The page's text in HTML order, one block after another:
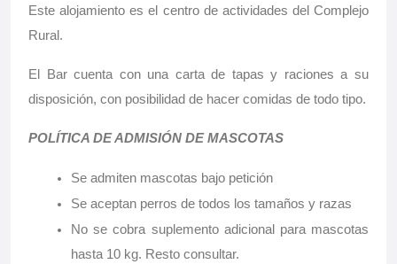
Este alojamiento es el centro de actividades del Complejo
Rural.
El Bar cuenta con una carta de tapas y raciones a su
disposición, con posibilidad de hacer comidas de todo tipo.
POLÍTICA DE ADMISIÓN DE MASCOTAS
Se admiten mascotas bajo petición
Se aceptan perros de todos los tamaños y razas
No se cobra suplemento adicional para mascotas
hasta 10 kg. Resto consultar.